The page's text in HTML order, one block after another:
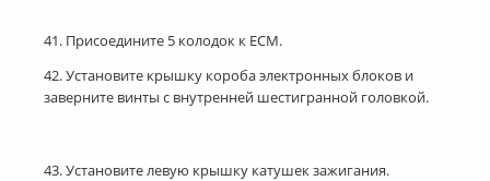
41. Присоедините 5 колодок к ECM.
42. Установите крышку короба электронных блоков и
заверните винты с внутренней шестигранной головкой.
43. Установите левую крышку катушек зажигания.